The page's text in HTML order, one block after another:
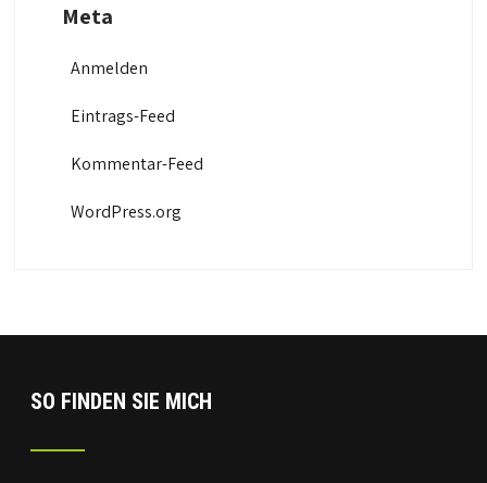
Meta
Anmelden
Eintrags-Feed
Kommentar-Feed
WordPress.org
SO FINDEN SIE MICH